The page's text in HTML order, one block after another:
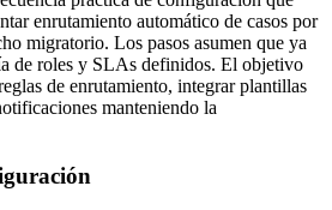
enrutamiento automático de casos por
migratorio. Los pasos asumen que ya
de roles y SLAs definidos. El objetivo
de enrutamiento, integrar plantillas
manteniendo la